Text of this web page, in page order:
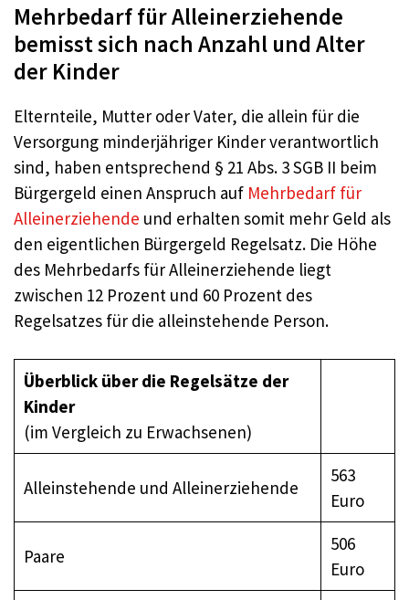
Mehrbedarf für Alleinerziehende
bemisst sich nach Anzahl und Alter
der Kinder
Elternteile, Mutter oder Vater, die allein für die
Versorgung minderjähriger Kinder verantwortlich
sind, haben entsprechend § 21 Abs. 3 SGB II beim
Bürgergeld einen Anspruch auf Mehrbedarf für
Alleinerziehende und erhalten somit mehr Geld als
den eigentlichen Bürgergeld Regelsatz. Die Höhe
des Mehrbedarfs für Alleinerziehende liegt
zwischen 12 Prozent und 60 Prozent des
Regelsatzes für die alleinstehende Person.
Überblick über die Regelsätze der
Kinder
(im Vergleich zu Erwachsenen)
Alleinstehende und Alleinerziehende
563
Euro
Paare
506
Euro